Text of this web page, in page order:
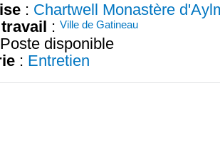
: Chartwell Monastère
: Ville de Gatineau
disponible
: Entretien